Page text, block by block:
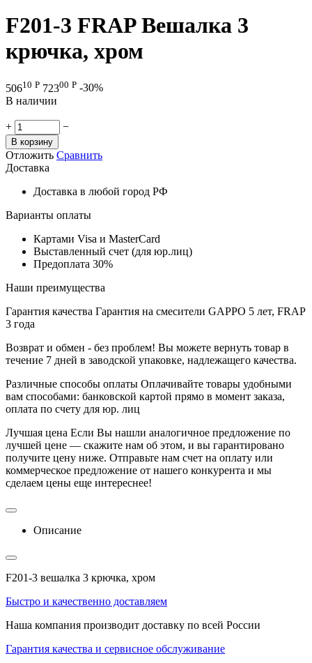
F201-3 FRAP Вешалка 3
крючка, хром
50610 Р 72300 Р -30%
В наличии
+ −
В корзину
Отложить Сравнить
Доставка
Доставка в любой город РФ
Варианты оплаты
Картами Visa и MasterCard
Выставленный счет (для юр.лиц)
Предоплата 30%
Наши преимущества
Гарантия качества Гарантия на смесители GAPPO 5 лет, FRAP
3 года
Возврат и обмен - без проблем! Вы можете вернуть товар в
течение 7 дней в заводской упаковке, надлежащего качества.
Различные способы оплаты Оплачивайте товары удобными
вам способами: банковской картой прямо в момент заказа,
оплата по счету для юр. лиц
Лучшая цена Если Вы нашли аналогичное предложение по
лучшей цене — скажите нам об этом, и вы гарантировано
получите цену ниже. Отправьте нам счет на оплату или
коммерческое предложение от нашего конкурента и мы
сделаем цены еще интереснее!
Описание
F201-3 вешалка 3 крючка, хром
Быстро и качественно доставляем
Наша компания производит доставку по всей России
Гарантия качества и сервисное обслуживание